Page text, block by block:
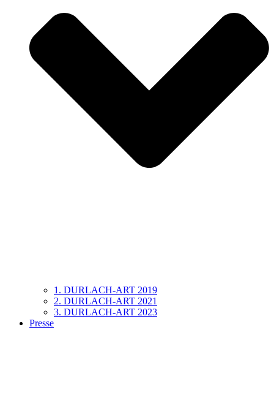
1. DURLACH-ART 2019
2. DURLACH-ART 2021
3. DURLACH-ART 2023
Presse